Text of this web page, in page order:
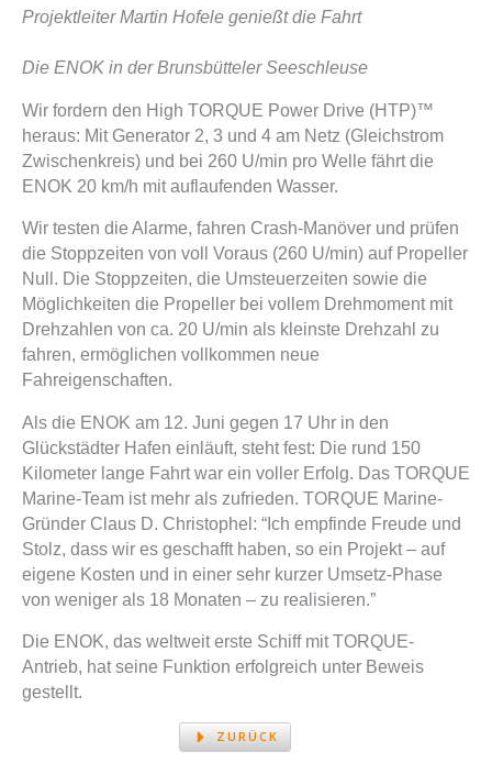
Projektleiter Martin Hofele genießt die Fahrt
Die ENOK in der Brunsbütteler Seeschleuse
Wir fordern den High TORQUE Power Drive (HTP)™
heraus: Mit Generator 2, 3 und 4 am Netz (Gleichstrom
Zwischenkreis) und bei 260 U/min pro Welle fährt die
ENOK 20 km/h mit auflaufenden Wasser.
Wir testen die Alarme, fahren Crash-Manöver und prüfen
die Stoppzeiten von voll Voraus (260 U/min) auf Propeller
Null. Die Stoppzeiten, die Umsteuerzeiten sowie die
Möglichkeiten die Propeller bei vollem Drehmoment mit
Drehzahlen von ca. 20 U/min als kleinste Drehzahl zu
fahren, ermöglichen vollkommen neue
Fahreigenschaften.
Als die ENOK am 12. Juni gegen 17 Uhr in den
Glückstädter Hafen einläuft, steht fest: Die rund 150
Kilometer lange Fahrt war ein voller Erfolg. Das TORQUE
Marine-Team ist mehr als zufrieden. TORQUE Marine-
Gründer Claus D. Christophel: “Ich empfinde Freude und
Stolz, dass wir es geschafft haben, so ein Projekt – auf
eigene Kosten und in einer sehr kurzer Umsetz-Phase
von weniger als 18 Monaten – zu realisieren.”
Die ENOK, das weltweit erste Schiff mit TORQUE-
Antrieb, hat seine Funktion erfolgreich unter Beweis
gestellt.
ZURÜCK